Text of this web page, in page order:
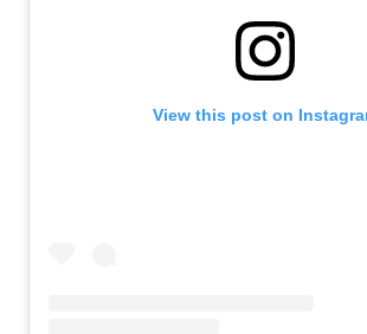
View this post on